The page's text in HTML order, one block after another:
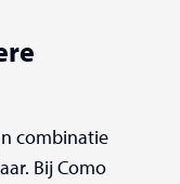
combinatie
Bij Como